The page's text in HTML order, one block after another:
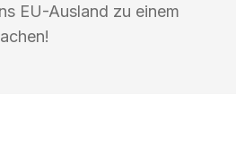
EU-Ausland zu einem